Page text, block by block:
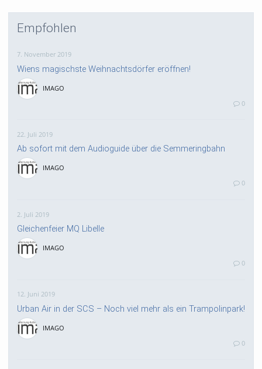
Empfohlen
7. November 2019
Wiens magischste Weihnachtsdörfer eröffnen!
IMAGO
0
22. Juli 2019
Ab sofort mit dem Audioguide über die Semmeringbahn
IMAGO
0
2. Juli 2019
Gleichenfeier MQ Libelle
IMAGO
0
12. Juni 2019
Urban Air in der SCS – Noch viel mehr als ein Trampolinpark!
IMAGO
0